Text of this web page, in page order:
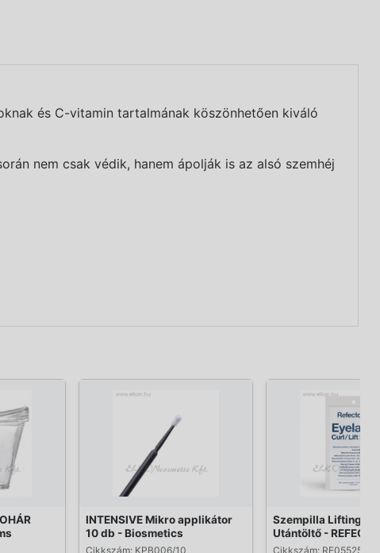
és C-vitamin tartalmának köszönhetően kiváló
nem csak védik, hanem ápolják is az alsó szemhéj
INTENSIVE Mikro applikátor
10 db - Biosmetics
Cikkszám: KPB006/10
Szempilla Lifting
Utántöltő -
Cikkszám: RE05525